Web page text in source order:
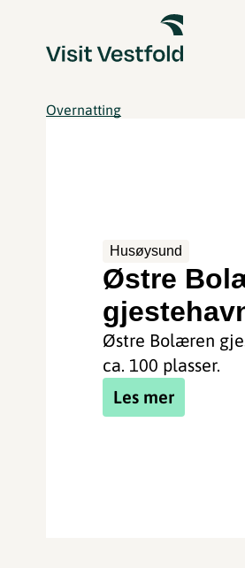
Overnatting
Husøysund
Østre
Østre Bolæren
ca. 100 plasser.
Les mer